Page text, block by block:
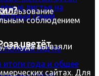
цветёт
соблюдением
откуда вы взяли
сайтах. Для